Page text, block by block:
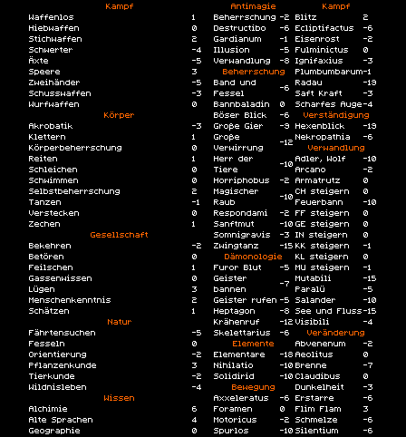
Kampf
Waffenlos
1
Hiebwaffen
0
Stichwaffen
2
Schwerter
-4
Äxte
-5
Speere
3
Zweihänder
-5
Schusswaffen
-3
Wurfwaffen
0
Körper
Akrobatik
-3
Klettern
1
Körperbeherrschung
0
Reiten
1
Schleichen
0
Schwimmen
0
Selbstbeherrschung
2
Tanzen
-1
Verstecken
0
Zechen
1
Gesellschaft
Bekehren
-2
Betören
0
Feilschen
1
Gassenwissen
0
Lügen
3
Menschenkenntnis
2
Schätzen
1
Natur
Fährtensuchen
-5
Fesseln
0
Orientierung
-2
Pflanzenkunde
3
Tierkunde
-2
Wildnisleben
-4
Wissen
Alchimie
6
Alte Sprachen
4
Geographie
0
Antimagie
Beherrschung -2
Destructibo
-6
Gardianum
-1
Illusion
-5
Verwandlung
-8
Beherrschung
Band und
Fessel
-6
Bannbaladin
0
Böser Blick
-6
Große Gier
-9
Große
Verwirrung
-12
Herr der
Tiere
-10
Horriphobus
-2
Magischer
Raub
-10
Respondami
-2
Sanftmut
-10
Somnigravis
-3
Zwingtanz
-15
Dämonologie
Furor Blut
-5
Geister
bannen
-7
Geister rufen -5
Heptagon
-8
Krähenruf
-12
Skelettarius
-6
Elemente
Elementare
-18
Nihilatio
-10
Solidirid
-10
Bewegung
Axxeleratus
-6
Foramen
0
Motoricus
-2
Spurlos
-10
Kampf
Blitz
2
Ecliptifactus
-6
Eisenrost
-2
Fulminictus
0
Ignifaxius
-3
Plumbumbarum-1
Radau
-19
Saft Kraft
-3
Scharfes Auge-4
Verständigung
Hexenblick
-19
Nekropathia
-6
Verwandlung
Adler, Wolf
-10
Arcano
-2
Armatrutz
0
CH steigern
0
Feuerbann
-10
FF steigern
0
GE steigern
0
IN steigern
0
KK steigern
-1
KL steigern
0
MU steigern
-1
Mutabili
-15
Paralü
-5
Salander
-10
See und Fluss-15
Visibili
-4
Veränderung
Abvenenum
-2
Aeolitus
0
Brenne
-7
Claudibus
0
Dunkelheit
-3
Erstarre
-6
Flim Flam
3
Schmelze
-6
Silentium
-6